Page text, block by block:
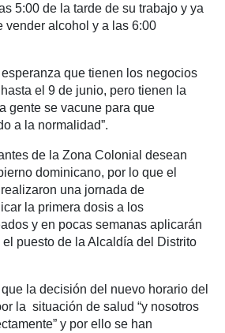
5:00 de la tarde de su trabajo y ya
vender alcohol y a las 6:00
que tienen los negocios
el 9 de junio, pero tienen la
gente se vacune para que
a la normalidad”.
de la Zona Colonial desean
dominicano, por lo que el
una jornada de
la primera dosis a los
y en pocas semanas aplicarán
el puesto de la Alcaldía del Distrito
la decisión del nuevo horario del
la situación de salud “y nosotros
y por ello se han